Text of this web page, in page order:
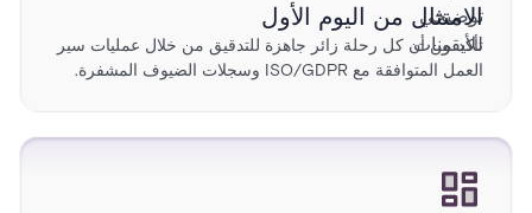
الامتثال من اليوم الأول
تأكد من أن كل رحلة زائر جاهزة للتدقيق من خلال عمليات سير
العمل المتوافقة مع ISO/GDPR وسجلات الضيوف المشفرة.